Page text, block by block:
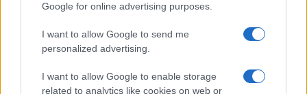
Google for online advertising purposes.
I want to allow Google to send me
personalized advertising.
I want to allow Google to enable storage
related to analytics like cookies on web or